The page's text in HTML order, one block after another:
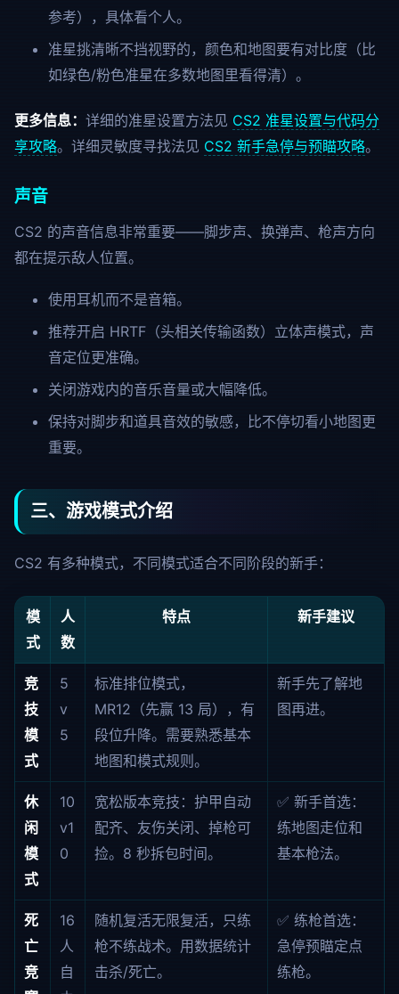
参考），具体看个人。
准星挑清晰不挡视野的，颜色和地图要有对比度（比
如绿色/粉色准星在多数地图里看得清）。
更多信息： 详细的准星设置方法见 CS2 准星设置与代码分
享攻略。详细灵敏度寻找法见 CS2 新手急停与预瞄攻略。
声音
CS2 的声音信息非常重要——脚步声、换弹声、枪声方向
都在提示敌人位置。
使用耳机而不是音箱。
推荐开启 HRTF（头相关传输函数）立体声模式，声
音定位更准确。
关闭游戏内的音乐音量或大幅降低。
保持对脚步和道具音效的敏感，比不停切看小地图更
重要。
三、游戏模式介绍
CS2 有多种模式，不同模式适合不同阶段的新手：
模
式
人
数
特点 新手建议
竞
技
模
式
5
v
5
标准排位模式，
MR12（先赢 13 局），有
段位升降。需要熟悉基本
地图和模式规则。
新手先了解地
图再进。
休
闲
模
式
10
v1
0
宽松版本竞技：护甲自动
配齐、友伤关闭、掉枪可
捡。8 秒拆包时间。
✅ 新手首选：
练地图走位和
基本枪法。
死
亡
竞
16
人
自
随机复活无限复活，只练
枪不练战术。用数据统计
击杀/死亡。
✅ 练枪首选：
急停预瞄定点
练枪。